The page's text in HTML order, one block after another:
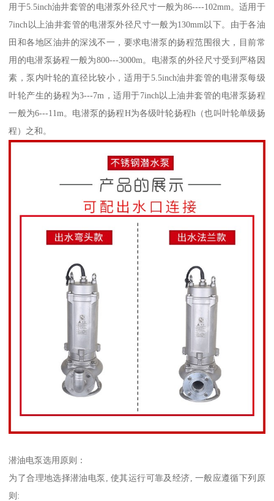
用于5.5inch油井套管的电潜泵外径尺寸一般为86----102mm。适用于
7inch以上油井套管的电潜泵外径尺寸一般为130mm以下。由于各油
田和各地区油井的深浅不一，要求电潜泵的扬程范围很大，目前常
用的电潜泵扬程一般为800---3000m。电潜泵的外径尺寸受到严格因
素，泵内叶轮的直径比较小，适用于5.5inch油井套管的电潜泵每级
叶轮产生的扬程为3---7m，适用于7inch以上油井套管的电潜泵扬程
一般为6---11m。电潜泵的扬程H为各级叶轮扬程h（也叫叶轮单级扬
程）之和。
潜油电泵选用原则：
为了合理地选择潜油电泵, 使其运行可靠及经济, 一般应遵循下列原
则: